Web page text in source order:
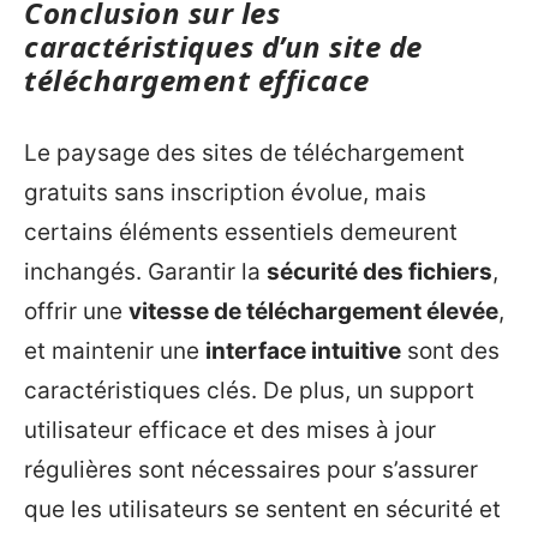
Conclusion sur les
caractéristiques d’un site de
téléchargement efficace
Le paysage des sites de téléchargement
gratuits sans inscription évolue, mais
certains éléments essentiels demeurent
inchangés. Garantir la sécurité des fichiers,
offrir une vitesse de téléchargement élevée,
et maintenir une interface intuitive sont des
caractéristiques clés. De plus, un support
utilisateur efficace et des mises à jour
régulières sont nécessaires pour s’assurer
que les utilisateurs se sentent en sécurité et